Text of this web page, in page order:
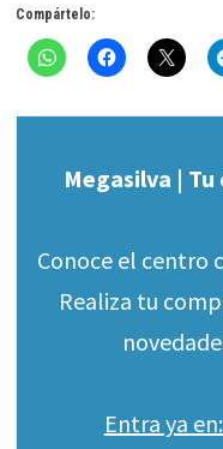
Compártelo:
Megasilva |
Conoce el centro
Realiza tu
Entra ya